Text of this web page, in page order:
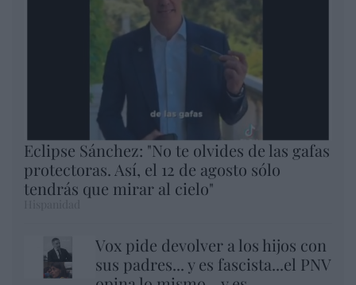
Eclipse Sánchez: "No te olvides de las gafas
protectoras. Así, el 12 de agosto sólo
tendrás que mirar al cielo"
Vox pide devolver a los hijos con
sus padres... y es fascista...el PNV